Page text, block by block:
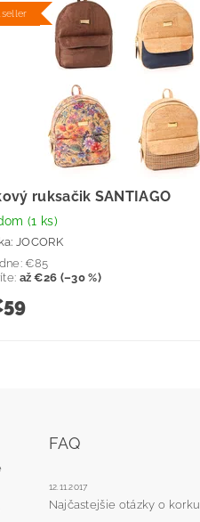
ruksačik SANTIAGO
(1 ks)
JOCORK
€85
: až €26 (–30 %)
FAQ
12.11.2017
Najčastejšie otázky o korku